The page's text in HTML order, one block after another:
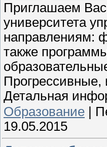
Приглашаем
университета
направлениям:
также
Прогрессивные,
Детальная
Образование
19.05.2015